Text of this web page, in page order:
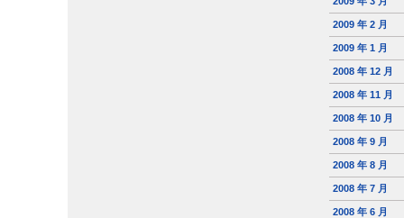
2009 年 2 月
2009 年 1 月
2008 年 12 月
2008 年 11 月
2008 年 10 月
2008 年 9 月
2008 年 8 月
2008 年 7 月
2008 年 6 月